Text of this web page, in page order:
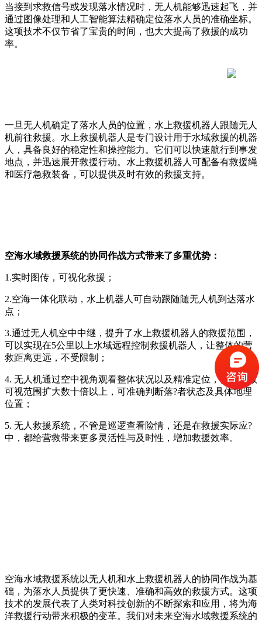
当接到求救信号或发现落水情况时，无人机能够迅速起飞，并
通过图像处理和人工智能算法精确定位落水人员的准确坐标。
这项技术不仅节省了宝贵的时间，也大大提高了救援的成功
率。
一旦无人机确定了落水人员的位置，水上救援机器人跟随无人
机前往救援。水上救援机器人是专门设计用于水域救援的机器
人，具备良好的稳定性和操控能力。它们可以快速航行到事发
地点，并迅速展开救援行动。水上救援机器人可配备有救援绳
和医疗急救装备，可以提供及时有效的救援支持。
空海水域救援系统的协同作战方式带来了多重优势：
1.实时图传，可视化救援；
2.空海一体化联动，水上机器人可自动跟随随无人机到达落水
点；
3.通过无人机空中中继，提升了水上救援机器人的救援范围，
可以实现在5公里以上水域远程控制救援机器人，让整体的营
救距离更远，不受限制；
4. 无人机通过空中视角观看整体状况以及精准定位，使得营救
可视范围扩大数十倍以上，可准确判断落?者状态及具体地理
位置；
5. 无人救援系统，不管是巡逻查看险情，还是在救援实际应?
中，都给营救带来更多灵活性与及时性，增加救援效率。
空海水域救援系统以无人机和水上救援机器人的协同作战为基
础，为落水人员提供了更快速、准确和高效的救援方式。这项
技术的发展代表了人类对科技创新的不断探索和应用，将为海
洋救援行动带来积极的变革。我们对未来空海水域救援系统的